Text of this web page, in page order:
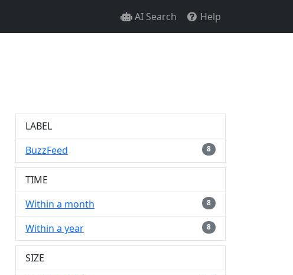
AI Search Help
LABEL
BuzzFeed
8
TIME
Within a month
8
Within a year 8
SIZE